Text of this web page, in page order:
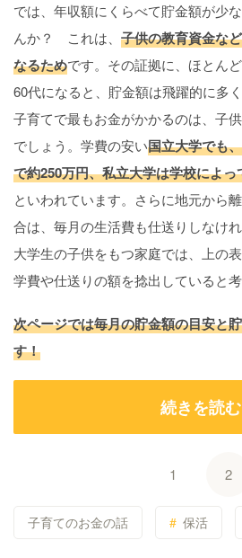
では、年収額にくらべて貯金額が少
んか？ これは、 子供の教育資金な
なるためです。その証拠に、ほとん
60代になると、貯金額は飛躍的に多く
子育てで最もお金がかかるのは、子
でしょう。学費の安い国立大学でも
で約250万円、私立大学は学校によ
といわれています。さらに地元から
合は、毎月の生活費も仕送りしなけ
大学生の子供をもつ家庭では、上の
学費や仕送りの額を捻出していると考
次ページでは毎月の貯金額の目安と
す！
続きを読む
1 2
子育てのお金の話 保活